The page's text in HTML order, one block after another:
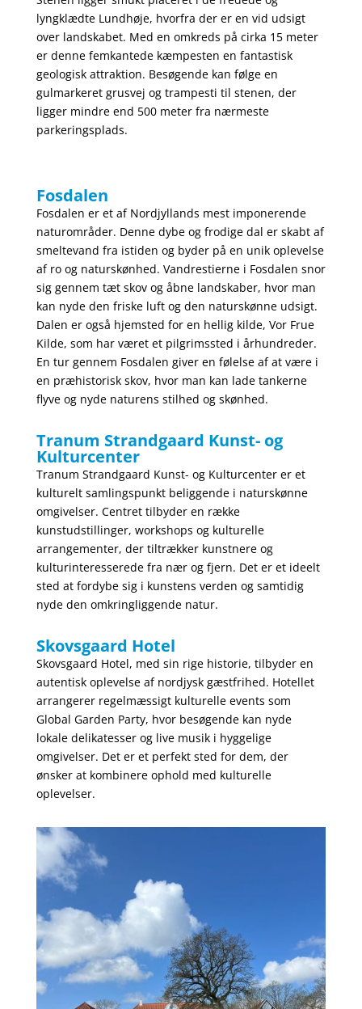
lyngklædte Lundhøje, hvorfra der er en vid udsigt
over landskabet. Med en omkreds på cirka 15 meter
er denne femkantede kæmpesten en fantastisk
geologisk attraktion. Besøgende kan følge en
gulmarkeret grusvej og trampesti til stenen, der
ligger mindre end 500 meter fra nærmeste
parkeringsplads.
Fosdalen
Fosdalen er et af Nordjyllands mest imponerende
naturområder. Denne dybe og frodige dal er skabt af
smeltevand fra istiden og byder på en unik oplevelse
af ro og naturskønhed. Vandrestierne i Fosdalen snor
sig gennem tæt skov og åbne landskaber, hvor man
kan nyde den friske luft og den naturskønne udsigt.
Dalen er også hjemsted for en hellig kilde, Vor Frue
Kilde, som har været et pilgrimssted i århundreder.
En tur gennem Fosdalen giver en følelse af at være i
en præhistorisk skov, hvor man kan lade tankerne
flyve og nyde naturens stilhed og skønhed.
Tranum Strandgaard Kunst- og
Kulturcenter
Tranum Strandgaard Kunst- og Kulturcenter er et
kulturelt samlingspunkt beliggende i naturskønne
omgivelser. Centret tilbyder en række
kunstudstillinger, workshops og kulturelle
arrangementer, der tiltrækker kunstnere og
kulturinteresserede fra nær og fjern. Det er et ideelt
sted at fordybe sig i kunstens verden og samtidig
nyde den omkringliggende natur.
Skovsgaard Hotel
Skovsgaard Hotel, med sin rige historie, tilbyder en
autentisk oplevelse af nordjysk gæstfrihed. Hotellet
arrangerer regelmæssigt kulturelle events som
Global Garden Party, hvor besøgende kan nyde
lokale delikatesser og live musik i hyggelige
omgivelser. Det er et perfekt sted for dem, der
ønsker at kombinere ophold med kulturelle
oplevelser.